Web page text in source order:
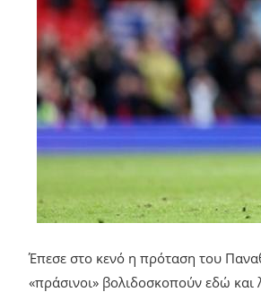
Έπεσε στο κενό η πρόταση του
«πράσινοι» βολιδοσκοπούν εδώ